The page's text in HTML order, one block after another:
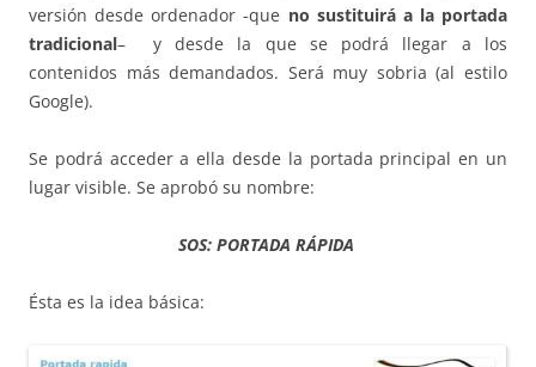
versión desde ordenador -que no sustituirá a la portada
tradicional– y desde la que se podrá llegar a los
contenidos más demandados. Será muy sobria (al estilo
Google).
Se podrá acceder a ella desde la portada principal en un
lugar visible. Se aprobó su nombre:
SOS: PORTADA RÁPIDA
Ésta es la idea básica: